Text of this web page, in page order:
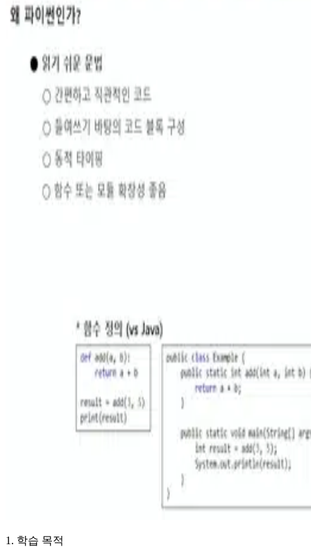
1. 학습 목적